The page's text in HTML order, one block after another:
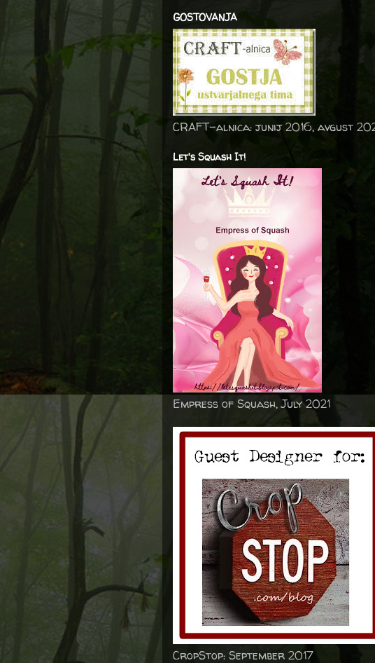
GOSTOVANJA
CRAFT-alnica: junij 2016, avgust
Let's Squash It!
Empress of Squash, July 2021
CropStop: September 2017